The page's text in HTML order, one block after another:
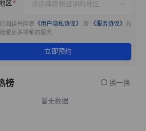
区
阅读并同意 《用户隐私协议》 及 《服务协议》 允
受更多律师的服务
立即预约
榜 换一换
暂无数据